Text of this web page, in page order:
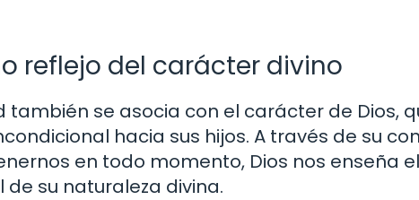
reflejo del carácter divino
también se asocia con el carácter de Dios,
hacia sus hijos. A través de su
en todo momento, Dios nos enseña
su naturaleza divina.